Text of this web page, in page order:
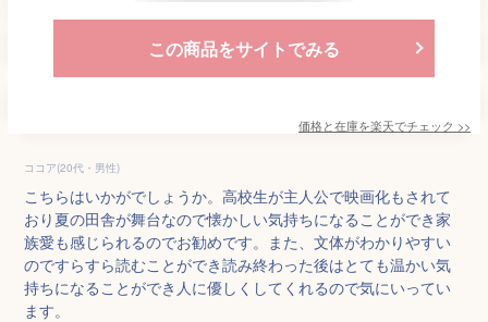
この商品をサイトでみる
価格と在庫を楽天でチェック >>
ココア(20代・男性)
こちらはいかがでしょうか。高校生が主人公で映画化もされて
おり夏の田舎が舞台なので懐かしい気持ちになることができ家
族愛も感じられるのでお勧めです。また、文体がわかりやすい
のですらすら読むことができ読み終わった後はとても温かい気
持ちになることができ人に優しくしてくれるので気にいってい
ます。